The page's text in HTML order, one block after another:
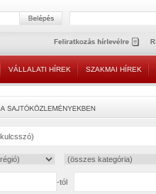
VÁLLALATI HÍREK SZAKMAI HÍREK
-tól